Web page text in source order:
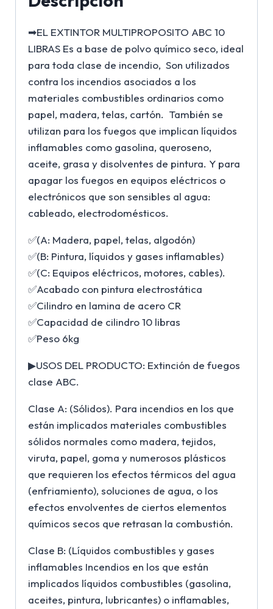
➡EL EXTINTOR MULTIPROPOSITO ABC 10
LIBRAS Es a base de polvo químico seco, ideal
para toda clase de incendio, Son utilizados
contra los incendios asociados a los
materiales combustibles ordinarios como
papel, madera, telas, cartón. También se
utilizan para los fuegos que implican líquidos
inflamables como gasolina, queroseno,
aceite, grasa y disolventes de pintura. Y para
apagar los fuegos en equipos eléctricos o
electrónicos que son sensibles al agua:
cableado, electrodomésticos.
✅(A: Madera, papel, telas, algodón)
✅(B: Pintura, líquidos y gases inflamables)
✅(C: Equipos eléctricos, motores, cables).
✅Acabado con pintura electrostática
✅Cilindro en lamina de acero CR
✅Capacidad de cilindro 10 libras
✅Peso 6kg
▶USOS DEL PRODUCTO: Extinción de fuegos
clase ABC.
Clase A: (Sólidos). Para incendios en los que
están implicados materiales combustibles
sólidos normales como madera, tejidos,
viruta, papel, goma y numerosos plásticos
que requieren los efectos térmicos del agua
(enfriamiento), soluciones de agua, o los
efectos envolventes de ciertos elementos
químicos secos que retrasan la combustión.
Clase B: (Líquidos combustibles y gases
inflamables Incendios en los que están
implicados líquidos combustibles (gasolina,
aceites, pintura, lubricantes) o inflamables,